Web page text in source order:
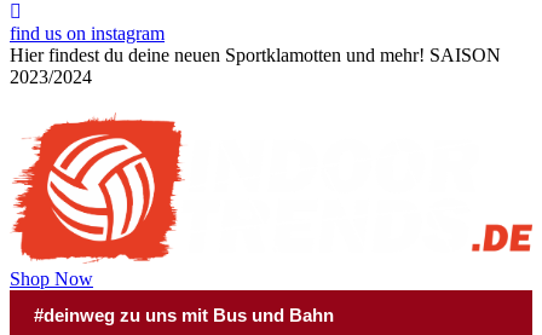
find us on instagram
Hier findest du deine neuen Sportklamotten und mehr! SAISON
2023/2024
Shop Now